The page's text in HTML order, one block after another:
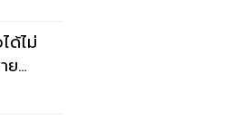
ด้ไม่
ย